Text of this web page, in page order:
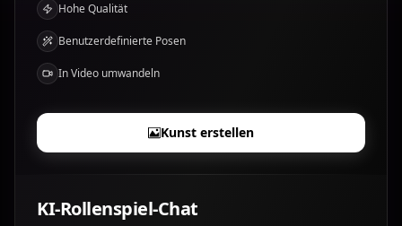
Hohe Qualität
Benutzerdefinierte Posen
In Video umwandeln
Kunst erstellen
KI-Rollenspiel-Chat